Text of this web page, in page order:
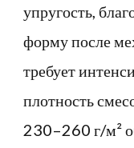
упругость,
форму после
требует
плотность
230–260 г/м²